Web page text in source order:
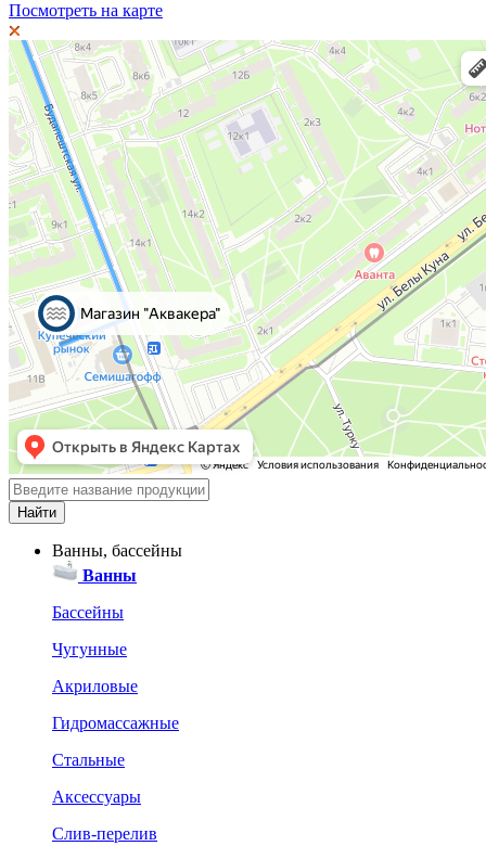
Посмотреть на карте
Ванны, бассейны
Ванны
Бассейны
Чугунные
Акриловые
Гидромассажные
Стальные
Аксессуары
Слив-перелив